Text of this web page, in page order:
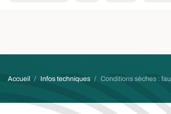
Fil d'Ariane
Accueil Infos techniques Conditions sèches :